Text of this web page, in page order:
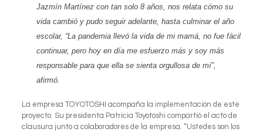
Jazmín Martínez con tan solo 8 años, nos relata cómo su
vida cambió y pudo seguir adelante, hasta culminar el año
escolar, “La pandemia llevó la vida de mi mamá, no fue fácil
continuar, pero hoy en día me esfuerzo más y soy más
responsable para que ella se sienta orgullosa de mí”,
afirmó.
La empresa TOYOTOSHI acompaña la implementación de este
proyecto. Su presidenta Patricia Toyotoshi compartió el acto de
clausura junto a colaboradores de la empresa. “Ustedes son los